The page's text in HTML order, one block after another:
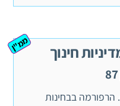
ממ"ן
מקורות: גוטווין, ד. (2022). הרפורמה בבחינות